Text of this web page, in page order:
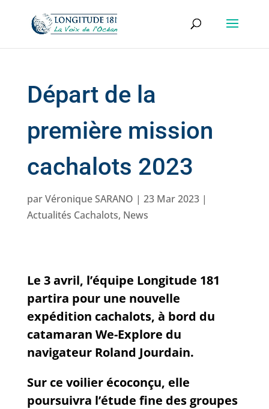
Départ de la
première mission
cachalots 2023
parVéronique SARANO | 23 Mar 2023|
Actualités Cachalots, News
Le 3 avril, l’équipe Longitude 181
partira pour une nouvelle
expédition cachalots, à bord du
catamaran We-Explore du
navigateur Roland Jourdain.
Sur ce voilier écoconçu, elle
poursuivra l’étude fine des groupes